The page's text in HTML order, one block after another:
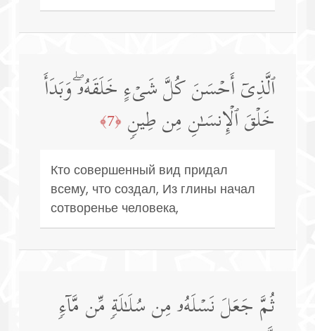
ٱلَّذِیۤ أَحۡسَنَ كُلَّ شَیۡءٍ خَلَقَهُۥۖ وَبَدَأَ
خَلۡقَ ٱلۡإِنسَـٰنِ مِن طِینࣲ ﴿7﴾
Кто совершенный вид придал
всему, что создал, Из глины начал
сотворенье человека,
ثُمَّ جَعَلَ نَسۡلَهُۥ مِن سُلَـٰلَةࣲ مِّن مَّاۤءࣲ